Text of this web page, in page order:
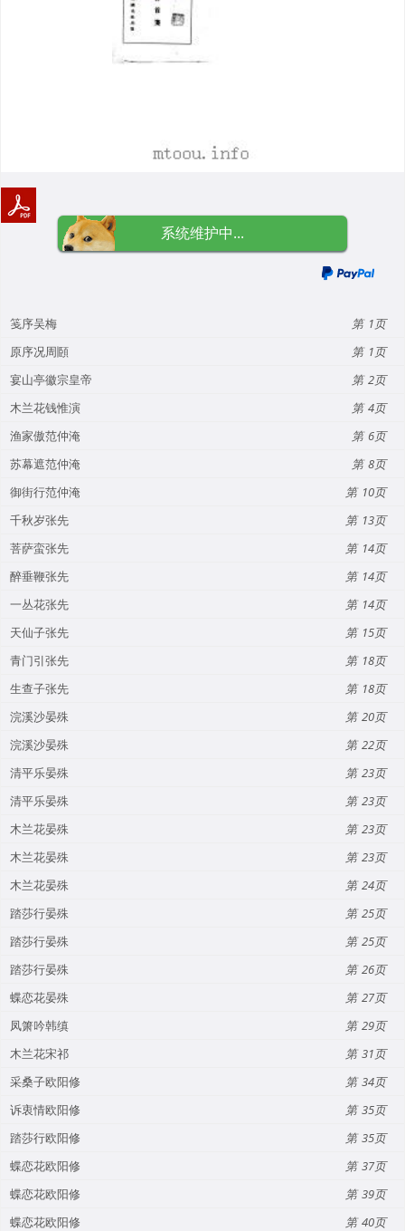
系统维护中...
笺序吴梅
1
原序况周頥
1
宴山亭徽宗皇帝
2
木兰花钱惟演
4
渔家傲范仲淹
6
苏幕遮范仲淹
8
御街行范仲淹
10
千秋岁张先
13
菩萨蛮张先
14
醉垂鞭张先
14
一丛花张先
14
天仙子张先
15
青门引张先
18
生查子张先
18
浣溪沙晏殊
20
浣溪沙晏殊
22
清平乐晏殊
23
清平乐晏殊
23
木兰花晏殊
23
木兰花晏殊
23
木兰花晏殊
24
踏莎行晏殊
25
踏莎行晏殊
25
踏莎行晏殊
26
蝶恋花晏殊
27
凤箫吟韩缜
29
木兰花宋祁
31
采桑子欧阳修
34
诉衷情欧阳修
35
踏莎行欧阳修
35
蝶恋花欧阳修
37
蝶恋花欧阳修
39
蝶恋花欧阳修
40